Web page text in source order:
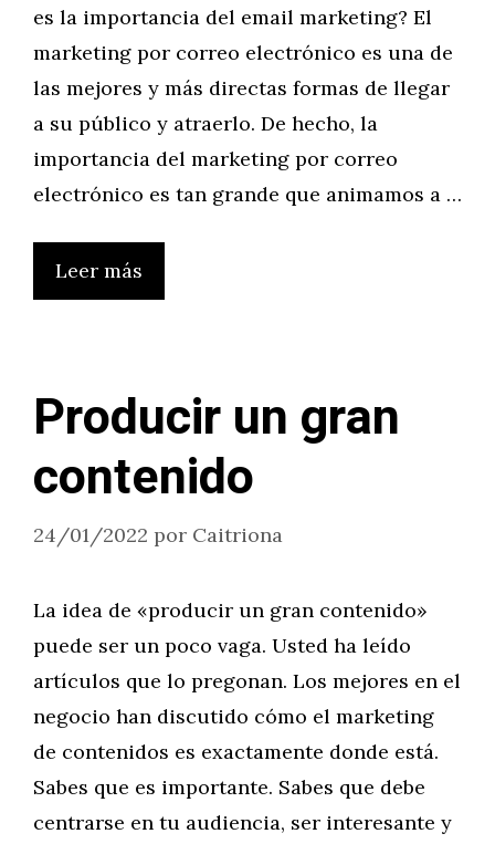
es la importancia del email marketing? El
marketing por correo electrónico es una de
las mejores y más directas formas de llegar
a su público y atraerlo. De hecho, la
importancia del marketing por correo
electrónico es tan grande que animamos a …
Leer más
Producir un gran
contenido
24/01/2022 por Caitriona
La idea de «producir un gran contenido»
puede ser un poco vaga. Usted ha leído
artículos que lo pregonan. Los mejores en el
negocio han discutido cómo el marketing
de contenidos es exactamente donde está.
Sabes que es importante. Sabes que debe
centrarse en tu audiencia, ser interesante y